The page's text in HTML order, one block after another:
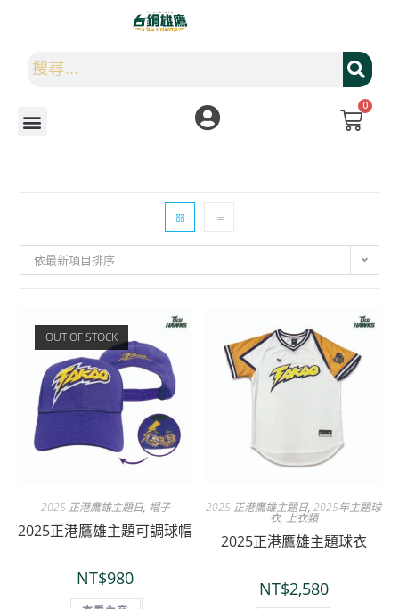
0
依最新項目排序
OUT OF STOCK
2025 正港鷹雄主題日, 帽子
2025正港鷹雄主題可調球帽
NT$980
2025 正港鷹雄主題日,2025年主題球
衣, 上衣類
2025正港鷹雄主題球衣
NT$2,580